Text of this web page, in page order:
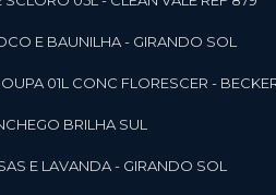
E BAUNILHA - GIRANDO SOL
01L CONC FLORESCER -
BRILHA SUL
E LAVANDA - GIRANDO SOL